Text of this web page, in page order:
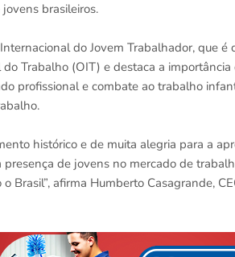
brasileiros.
do Jovem Trabalhador, que
Trabalho (OIT) e destaca a
profissional e combate ao trabalho
histórico e de muita alegria para a
de jovens no mercado de
Brasil”, afirma Humberto Casagrande,